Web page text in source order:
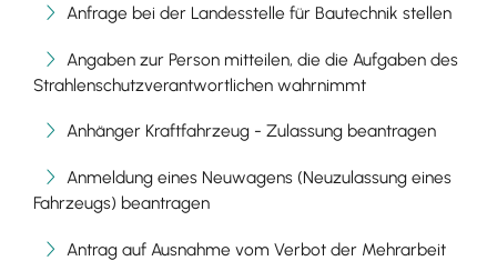
Anfrage bei der Landesstelle für Bautechnik stellen
Angaben zur Person mitteilen, die die Aufgaben des
Strahlenschutzverantwortlichen wahrnimmt
Anhänger Kraftfahrzeug - Zulassung beantragen
Anmeldung eines Neuwagens (Neuzulassung eines
Fahrzeugs) beantragen
Antrag auf Ausnahme vom Verbot der Mehrarbeit